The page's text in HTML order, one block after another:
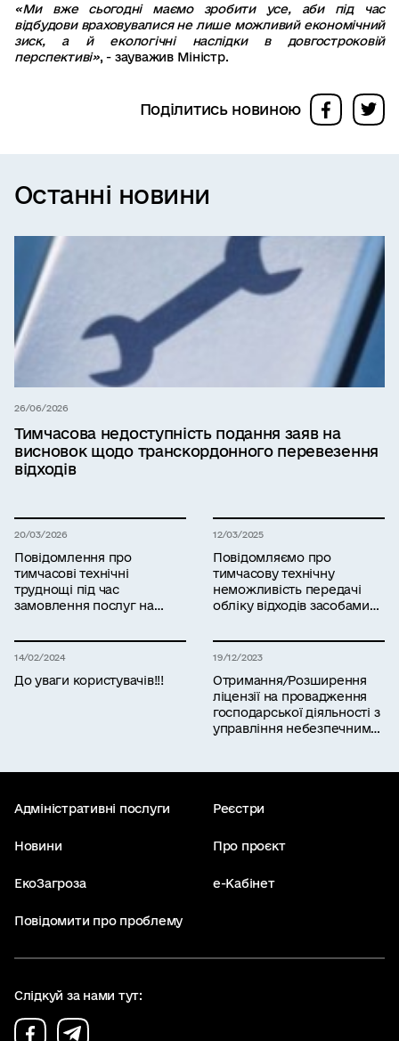
«Ми вже сьогодні маємо зробити усе, аби під час
відбудови враховувалися не лише можливий економічний
зиск, а й екологічні наслідки в довгостроковій
перспективі», - зауважив Міністр.
Поділитись новиною
Останні новини
26/06/2026
Тимчасова недоступність подання заяв на
висновок щодо транскордонного перевезення
відходів
20/03/2026
Повідомлення про
тимчасові технічні
труднощі під час
замовлення послуг на
12/03/2025
Повідомляємо про
тимчасову технічну
неможливість передачі
обліку відходів засобами
управління відходами
14/02/2024
До уваги користувачів!!!
19/12/2023
Отримання/Розширення
ліцензії на провадження
господарської діяльності з
управління небезпечними
Адміністративні послуги Реєстри
Новини Про проєкт
ЕкоЗагроза е-Кабінет
Повідомити про проблему
Слідкуй за нами тут: